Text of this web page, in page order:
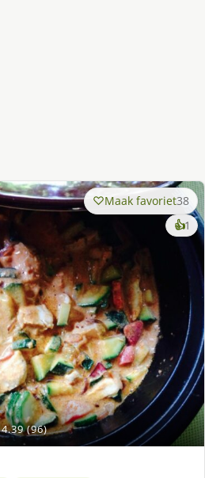
4.39 (96)
Maak favoriet38
👍1